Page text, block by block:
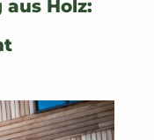
Holz: